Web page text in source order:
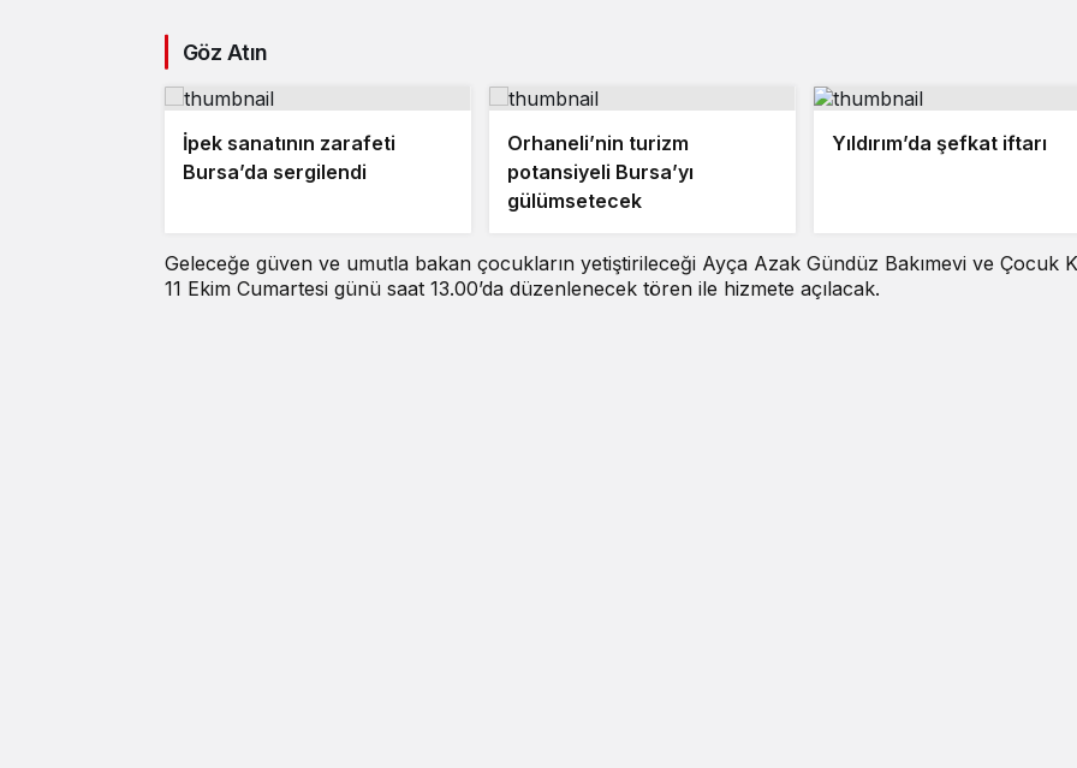
Göz Atın
İpek sanatının zarafeti
Bursa’da sergilendi
Orhaneli’nin turizm
potansiyeli Bursa’yı
gülümsetecek
Yıldırım’da şefkat iftarı
Geleceğe güven ve umutla bakan çocukların yetiştirileceği Ayça Azak Gündüz Bakımevi ve Çocuk
11 Ekim Cumartesi günü saat 13.00’da düzenlenecek tören ile hizmete açılacak.